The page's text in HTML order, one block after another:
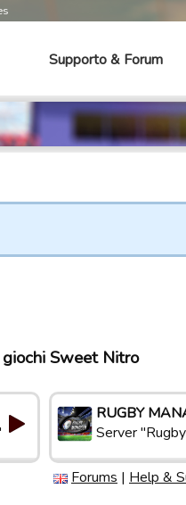
Supporto & Forum
Sweet Nitro
RUGBY
Server
Forums | Help &